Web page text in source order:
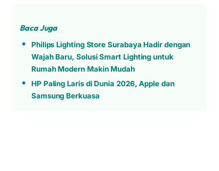
Baca Juga
Philips Lighting Store Surabaya Hadir dengan
Wajah Baru, Solusi Smart Lighting untuk
Rumah Modern Makin Mudah
HP Paling Laris di Dunia 2026, Apple dan
Samsung Berkuasa